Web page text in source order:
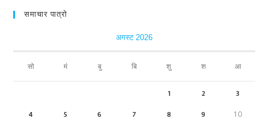
समाचार पात्रो
अगस्ट 2026
सो मं बु बि शु श आ
1 2
3
4
5 6 7 8 9 10